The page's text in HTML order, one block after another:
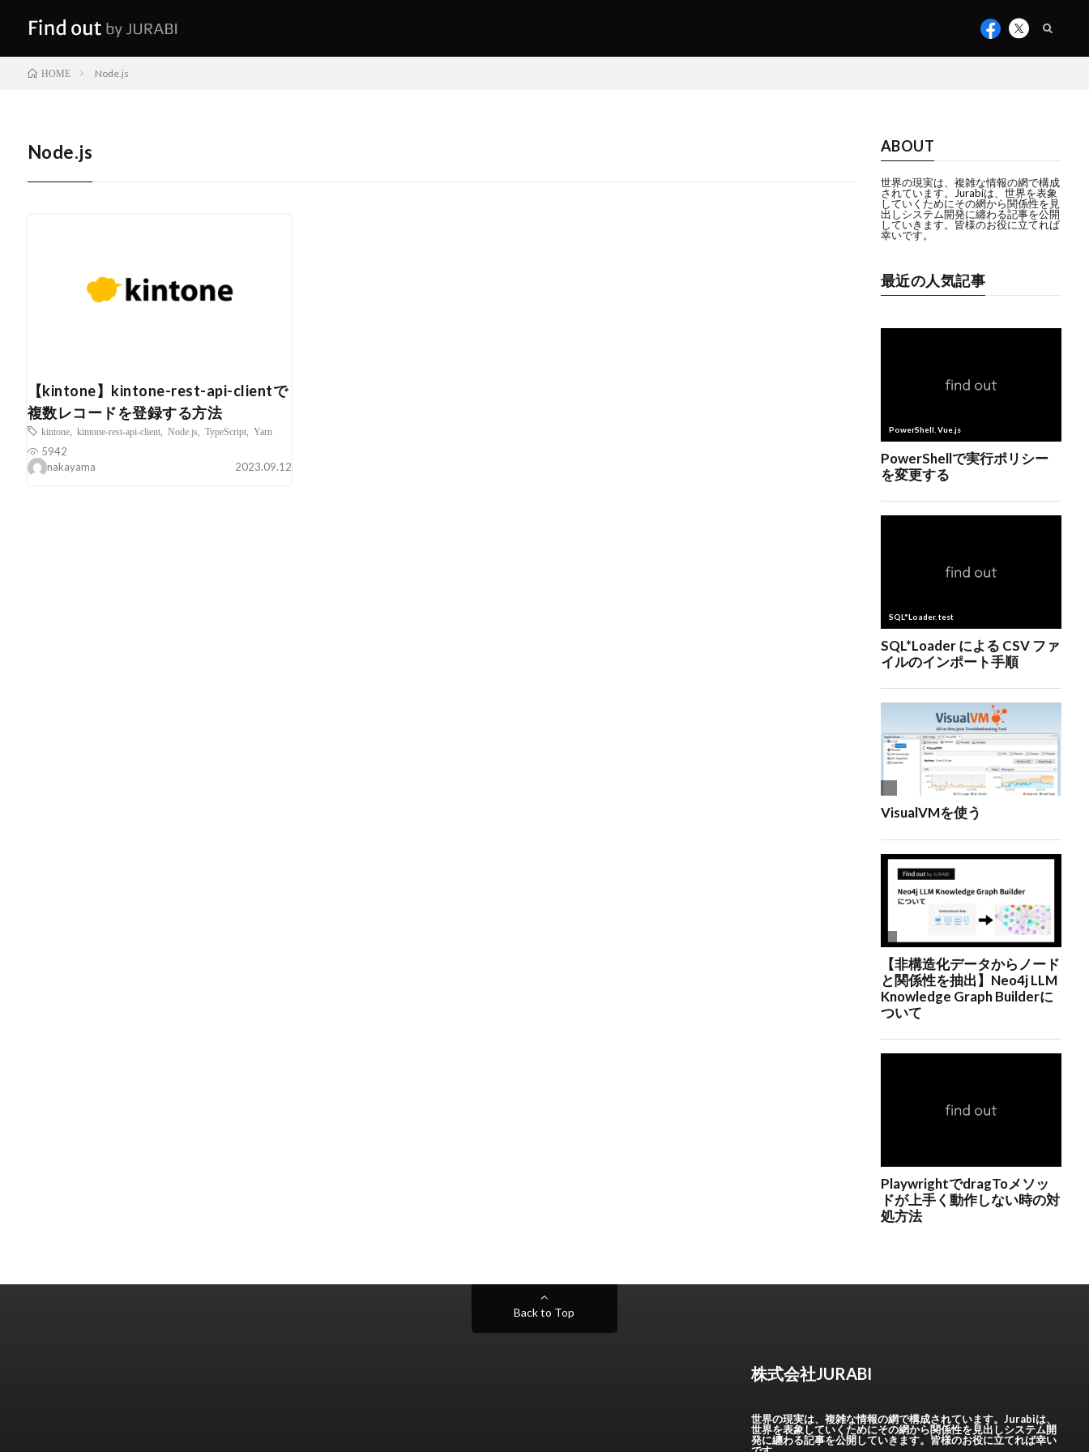
HOME Node.js
Node.js
【kintone】kintone-rest-api-clientで
複数レコードを登録する方法
kintone, kintone-rest-api-client, Node.js TypeScript, Yarn
5942
nakayama
2023.09.12
ABOUT
世界の現実は、複雑な情報の網で構成
されています。Jurabiは、世界を表象
していくためにその網から関係性を見
出しシステム開発に纏わる記事を公開
していきます。皆様のお役に立てれば
幸いです。
最近の人気記事
Back to Top
株式会社JURABI
世界の現実は、複雑な情報の網で構成されています。Jurabiは、
世界を表象していくためにその網から関係性を見出しシステム開
発に纏わる記事を公開していきます。皆様のお役に立てれば幸い